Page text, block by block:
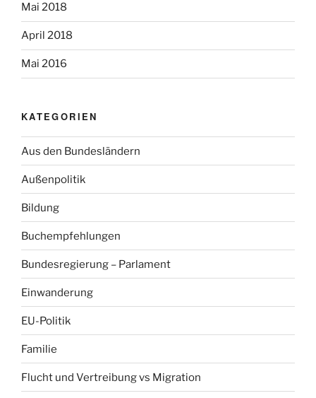
Mai 2018
April 2018
Mai 2016
KATEGORIEN
Aus den Bundesländern
Außenpolitik
Bildung
Buchempfehlungen
Bundesregierung – Parlament
Einwanderung
EU-Politik
Familie
Flucht und Vertreibung vs Migration